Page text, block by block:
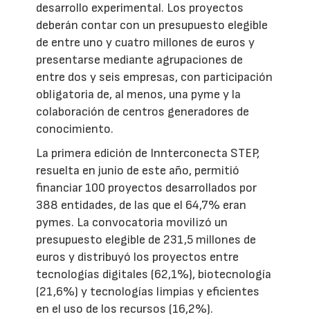
desarrollo experimental. Los proyectos
deberán contar con un presupuesto elegible
de entre uno y cuatro millones de euros y
presentarse mediante agrupaciones de
entre dos y seis empresas, con participación
obligatoria de, al menos, una pyme y la
colaboración de centros generadores de
conocimiento.
La primera edición de Innterconecta STEP,
resuelta en junio de este año, permitió
financiar 100 proyectos desarrollados por
388 entidades, de las que el 64,7% eran
pymes. La convocatoria movilizó un
presupuesto elegible de 231,5 millones de
euros y distribuyó los proyectos entre
tecnologías digitales (62,1%), biotecnología
(21,6%) y tecnologías limpias y eficientes
en el uso de los recursos (16,2%).